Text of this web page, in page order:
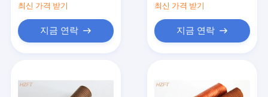
최신 가격 받기
지금 연락
최신 가격 받기
지금 연락